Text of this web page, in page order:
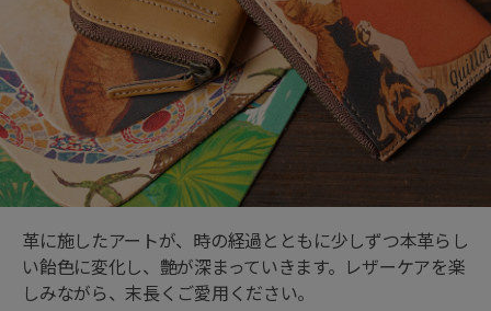
革に施したアートが、時の経過とともに少しずつ本革らし
い飴色に変化し、艶が深まっていきます。レザーケアを楽
しみながら、末長くご愛用ください。